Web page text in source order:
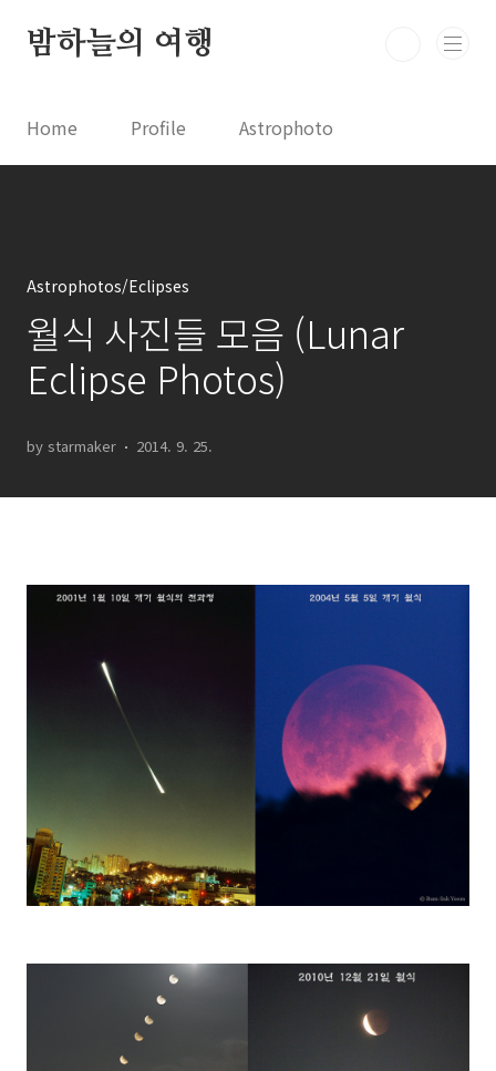
밤하늘의 여행
Home Profile Astrophoto
Astrophotography
Astrophotos/Eclipses
월식 사진들 모음 (Lunar
Eclipse Photos)
by starmaker 2014. 9. 25.